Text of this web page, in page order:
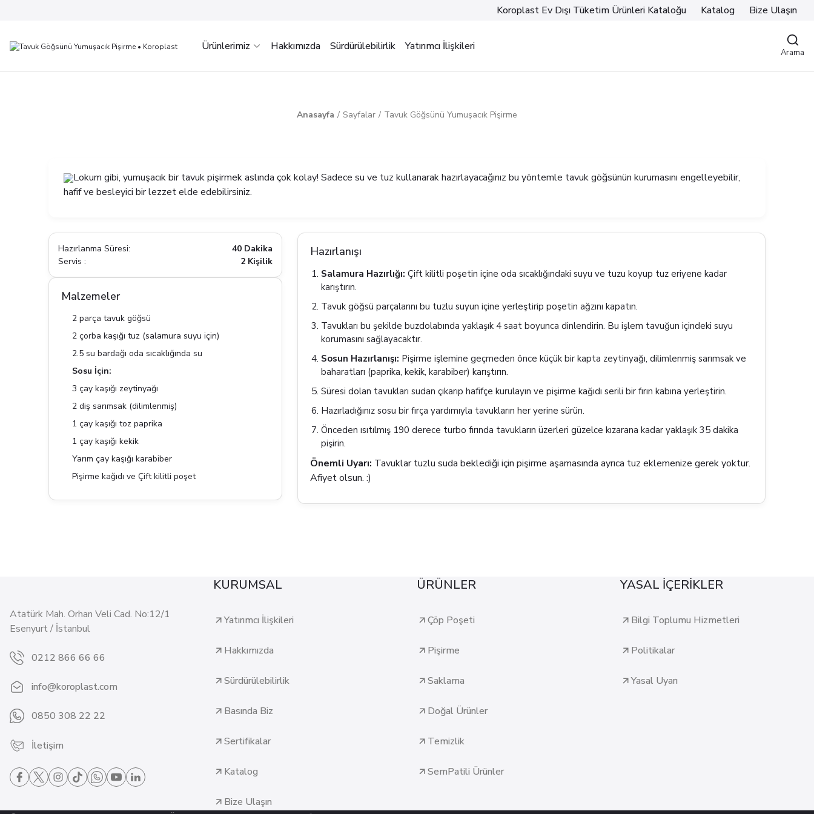
Koroplast Ev Dışı Tüketim Ürünleri Kataloğu Katalog Bize Ulaşın
Ürünlerimiz Hakkımızda Sürdürülebilirlik Yatırımcı İlişkileri Arama
Anasayfa Sayfalar Tavuk Göğsünü Yumuşacık Pişirme
Lokum gibi, yumuşacık bir tavuk pişirmek aslında çok kolay! Sadece su ve tuz kullanarak hazırlayacağınız bu yöntemle tavuk göğsünün kurumasını engelleyebilir,
hafif ve besleyici bir lezzet elde edebilirsiniz.
Hazırlanma Süresi:
40 Dakika
Servis :
2 Kişilik
Malzemeler
2 parça tavuk göğsü
2 çorba kaşığı tuz (salamura suyu için)
2.5 su bardağı oda sıcaklığında su
Sosu İçin:
3 çay kaşığı zeytinyağı
2 diş sarımsak (dilimlenmiş)
1 çay kaşığı toz paprika
1 çay kaşığı kekik
Yarım çay kaşığı karabiber
Pişirme kağıdı ve Çift kilitli poşet
Hazırlanışı
Salamura Hazırlığı: Çift kilitli poşetin içine oda sıcaklığındaki suyu ve tuzu koyup tuz eriyene kadar
karıştırın.
Tavuk göğsü parçalarını bu tuzlu suyun içine yerleştirip poşetin ağzını kapatın.
Tavukları bu şekilde buzdolabında yaklaşık 4 saat boyunca dinlendirin. Bu işlem tavuğun içindeki suyu
korumasını sağlayacaktır.
Sosun Hazırlanışı: Pişirme işlemine geçmeden önce küçük bir kapta zeytinyağı, dilimlenmiş sarımsak ve
baharatları (paprika, kekik, karabiber) karıştırın.
Süresi dolan tavukları sudan çıkarıp hafifçe kurulayın ve pişirme kağıdı serili bir fırın kabına yerleştirin.
Hazırladığınız sosu bir fırça yardımıyla tavukların her yerine sürün.
Önceden ısıtılmış 190 derece turbo fırında tavukların üzerleri güzelce kızarana kadar yaklaşık 35 dakika
pişirin.
Önemli Uyarı: Tavuklar tuzlu suda beklediği için pişirme aşamasında ayrıca tuz eklemenize gerek yoktur.
Afiyet olsun. :)
Atatürk Mah. Orhan Veli Cad. No:12/1
Esenyurt / İstanbul
0212 866 66 66
info@koroplast.com
0850 308 22 22
İletişim
KURUMSAL
Yatırımcı İlişkileri
Hakkımızda
Sürdürülebilirlik
Basında Biz
Sertifikalar
Katalog
Bize Ulaşın
ÜRÜNLER
Çöp Poşeti
Pişirme
Saklama
Doğal Ürünler
Temizlik
SemPatili Ürünler
YASAL İÇERİKLER
Bilgi Toplumu Hizmetleri
Politikalar
Yasal Uyarı